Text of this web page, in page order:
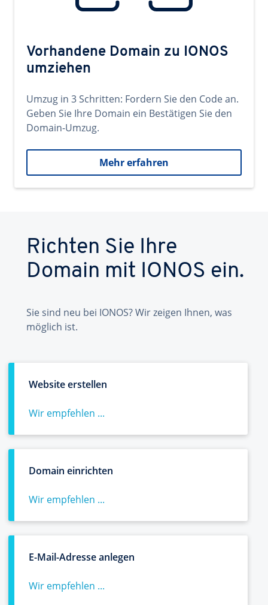
Vorhandene Domain zu IONOS
umziehen
Umzug in 3 Schritten: Fordern Sie den Code an.
Geben Sie Ihre Domain ein Bestätigen Sie den
Domain-Umzug.
Mehr erfahren
Richten Sie Ihre
Domain mit IONOS ein.
Sie sind neu bei IONOS? Wir zeigen Ihnen, was
möglich ist.
Website erstellen
Wir empfehlen ...
Domain einrichten
Wir empfehlen ...
E-Mail-Adresse anlegen
Wir empfehlen ...